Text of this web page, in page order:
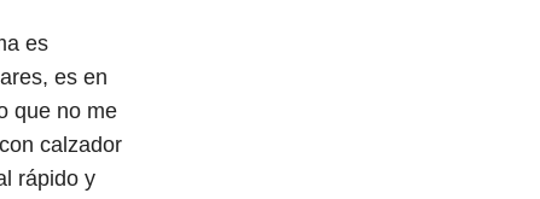
es
es en
que no me
calzador
rápido y